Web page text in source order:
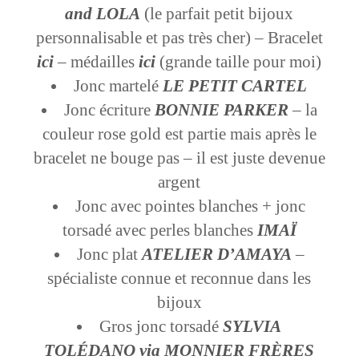
and LOLA (le parfait petit bijoux
personnalisable et pas très cher) – Bracelet
ici – médaillesici (grande taille pour moi)
Jonc martelé LE PETIT CARTEL
Jonc écritureBONNIE PARKER – la
couleur rose gold est partie mais après le
bracelet ne bouge pas – il est juste devenue
argent
Jonc avec pointes blanches + jonc
torsadé avec perles blanchesIMAÏ
Jonc plat ATELIER D’AMAYA –
spécialiste connue et reconnue dans les
bijoux
Gros jonc torsadéSYLVIA
TOLÉDANO via MONNIER FRÈRES